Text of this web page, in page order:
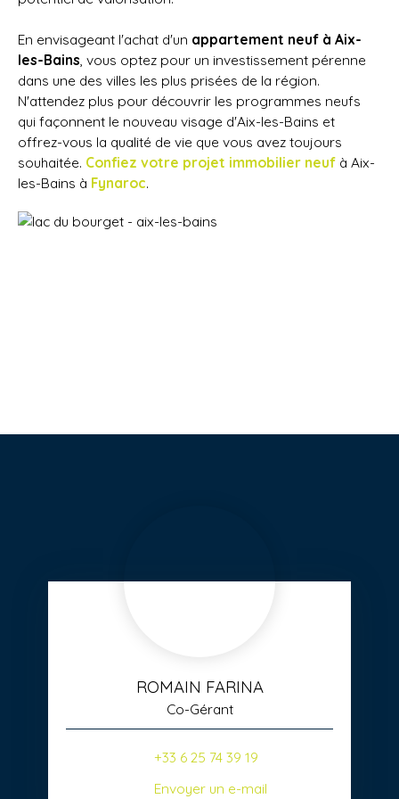
En envisageant l'achat d'un appartement neuf à Aix-
les-Bains, vous optez pour un investissement pérenne
dans une des villes les plus prisées de la région.
N'attendez plus pour découvrir les programmes neufs
qui façonnent le nouveau visage d'Aix-les-Bains et
offrez-vous la qualité de vie que vous avez toujours
souhaitée. Confiez votre projet immobilier neuf à Aix-
les-Bains à Fynaroc.
ROMAIN FARINA
Co-Gérant
+33 6 25 74 39 19
Envoyer un e-mail